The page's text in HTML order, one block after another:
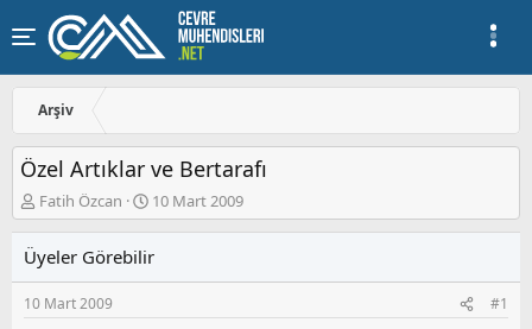
Arşiv
Özel Artıklar ve Bertarafı
K
o
u
y
u
Fatih Özcan
B
a
l
a
10 Mart 2009
Üyeler Görebilir
10 Mart 2009 #1